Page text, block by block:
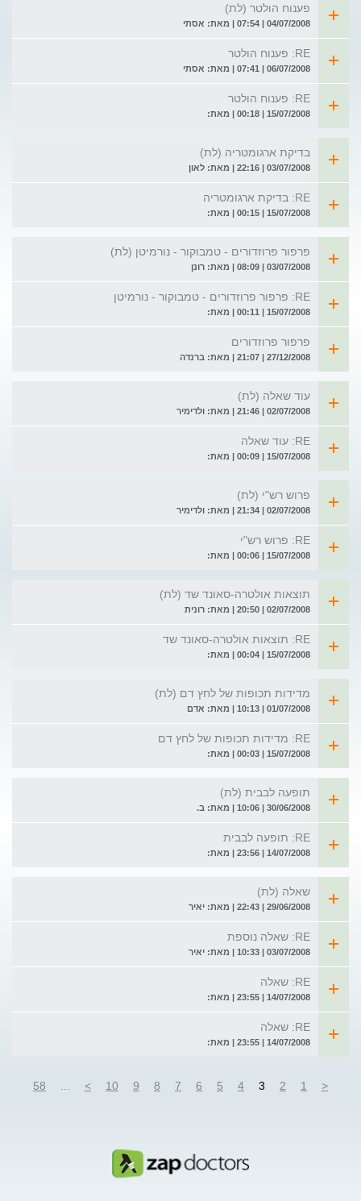
פענוח הולטר (לת)
04/07/2008 | 07:54 | מאת: אסתי
RE: פענוח הולטר
06/07/2008 | 07:41 | מאת: אסתי
RE: פענוח הולטר
15/07/2008 | 00:18 | מאת:
בדיקת ארגומטריה (לת)
03/07/2008 | 22:16 | מאת: לאון
RE: בדיקת ארגומטריה
15/07/2008 | 00:15 | מאת:
פרפור פרוזדורים - טמבוקור - נורמיטן (לת)
03/07/2008 | 08:09 | מאת: רונן
RE: פרפור פרוזדורים - טמבוקור - נורמיטן
15/07/2008 | 00:11 | מאת:
פרפור פרוזדורים
27/12/2008 | 21:07 | מאת: ברנדה
עוד שאלה (לת)
02/07/2008 | 21:46 | מאת: ולדימיר
RE: עוד שאלה
15/07/2008 | 00:09 | מאת:
פרוש רש"י (לת)
02/07/2008 | 21:34 | מאת: ולדימיר
RE: פרוש רש"י
15/07/2008 | 00:06 | מאת:
תוצאות אולטרה-סאונד שד (לת)
02/07/2008 | 20:50 | מאת: רונית
RE: תוצאות אולטרה-סאונד שד
15/07/2008 | 00:04 | מאת:
מדידות תכופות של לחץ דם (לת)
01/07/2008 | 10:13 | מאת: אדם
RE: מדידות תכופות של לחץ דם
15/07/2008 | 00:03 | מאת:
תופעה לבבית (לת)
30/06/2008 | 10:06 | מאת: ב.
RE: תופעה לבבית
14/07/2008 | 23:56 | מאת:
שאלה (לת)
29/06/2008 | 22:43 | מאת: יאיר
RE: שאלה נוספת
03/07/2008 | 10:33 | מאת: יאיר
RE: שאלה
14/07/2008 | 23:55 | מאת:
RE: שאלה
14/07/2008 | 23:55 | מאת:
<
1
2
3
4
5
6
7
8
9
10
>
58